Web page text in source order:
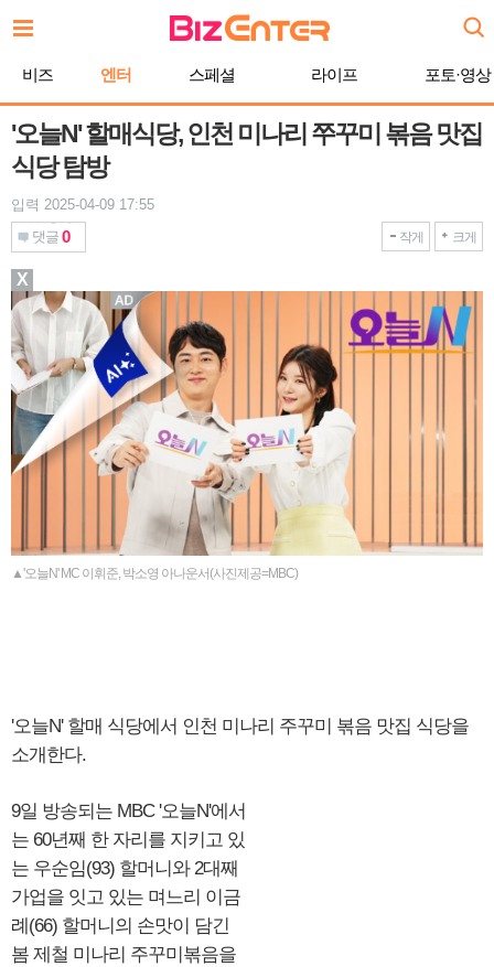
문
비즈 엔터 스페셜 라이프 포토·영상
'오늘N' 할매식당, 인천 미나리 쭈꾸미 볶음 맛집
식당 탐방
입력 2025-04-09 17:55
댓글 0 작게 크게
▲'오늘N' MC 이휘준, 박소영 아나운서(사진제공=MBC)
'오늘N' 할매 식당에서 인천 미나리 주꾸미 볶음 맛집 식당을
소개한다.
9일 방송되는 MBC '오늘N'에서
는 60년째 한 자리를 지키고 있
는 우순임(93) 할머니와 2대째
가업을 잇고 있는 며느리 이금
례(66) 할머니의 손맛이 담긴
봄 제철 미나리 주꾸미볶음을
X